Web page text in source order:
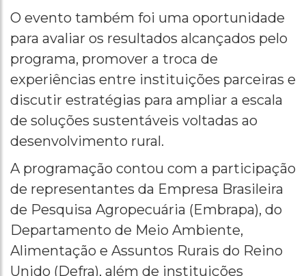
O evento também foi uma oportunidade
para avaliar os resultados alcançados pelo
programa, promover a troca de
experiências entre instituições parceiras e
discutir estratégias para ampliar a escala
de soluções sustentáveis voltadas ao
desenvolvimento rural.
A programação contou com a participação
de representantes da Empresa Brasileira
de Pesquisa Agropecuária (Embrapa), do
Departamento de Meio Ambiente,
Alimentação e Assuntos Rurais do Reino
Unido (Defra), além de instituições